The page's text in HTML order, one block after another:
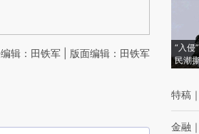
辑：田铁军 | 版面编辑：田铁军
“入侵
民潮
特稿 ｜
金融 ｜